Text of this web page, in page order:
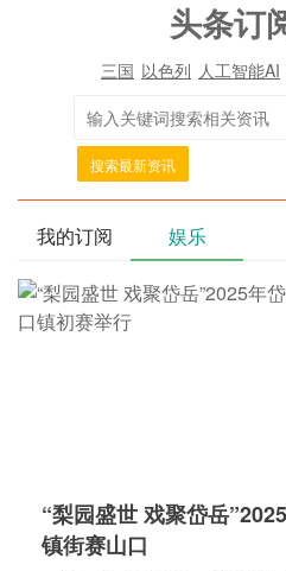
头条订
三国 以色列 人工智能AI
搜索最新资讯
我的订阅 娱乐
“梨园盛世 戏聚岱岳
镇街赛山口